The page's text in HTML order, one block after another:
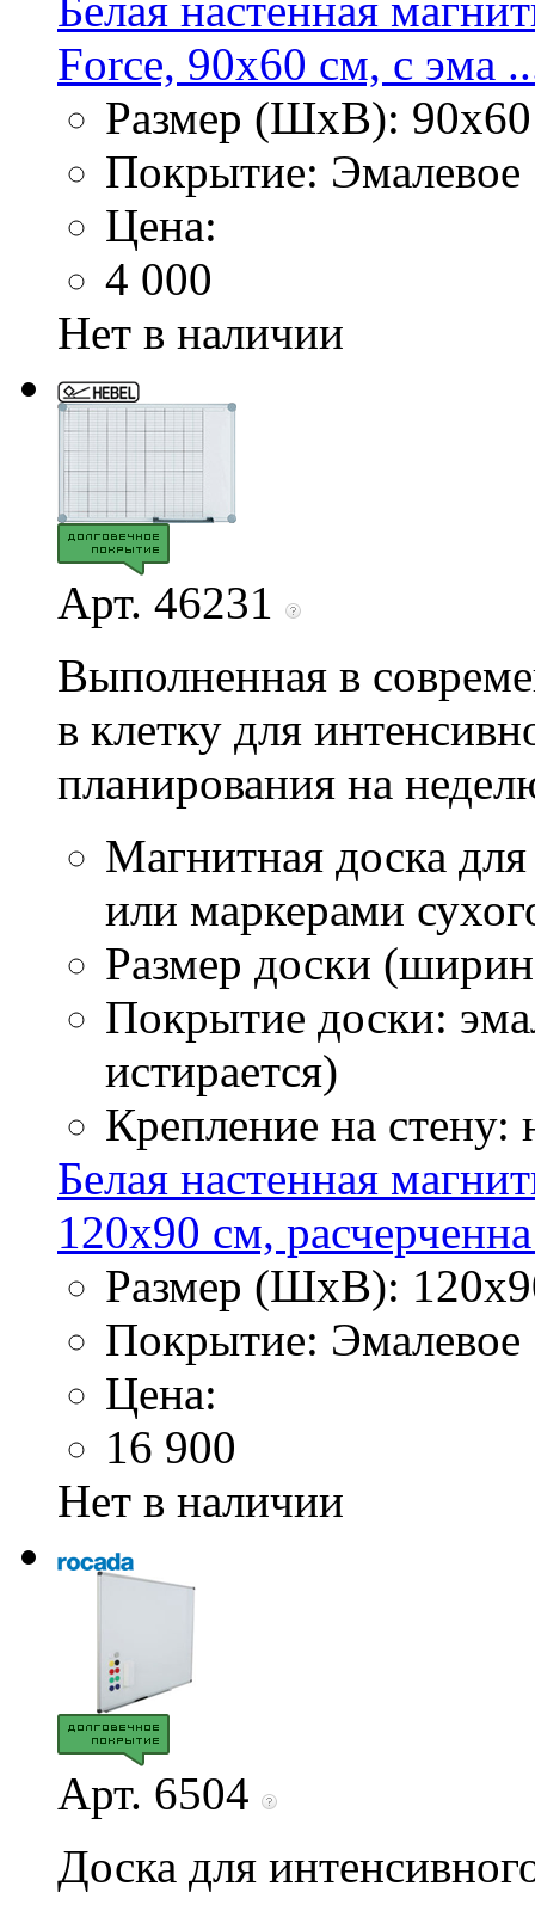
Force, 90х60 см, с эма
Размер (ШхВ):
Покрытие: Эмалевое
Цена:
4 000
Нет в наличии
Арт. 46231
Выполненная в
в клетку для
планирования на
Магнитная доска
или маркерами
Размер доски
Покрытие доски:
истирается)
Крепление на стену:
Белая настенная
120х90 см,
Размер (ШхВ):
Покрытие: Эмалевое
Цена:
16 900
Нет в наличии
Арт. 6504
Доска для